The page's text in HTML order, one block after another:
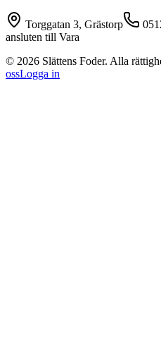
Torggatan 3, Grästorp
ansluten till Vara
© 2026 Slättens Foder. Alla
ossLogga in